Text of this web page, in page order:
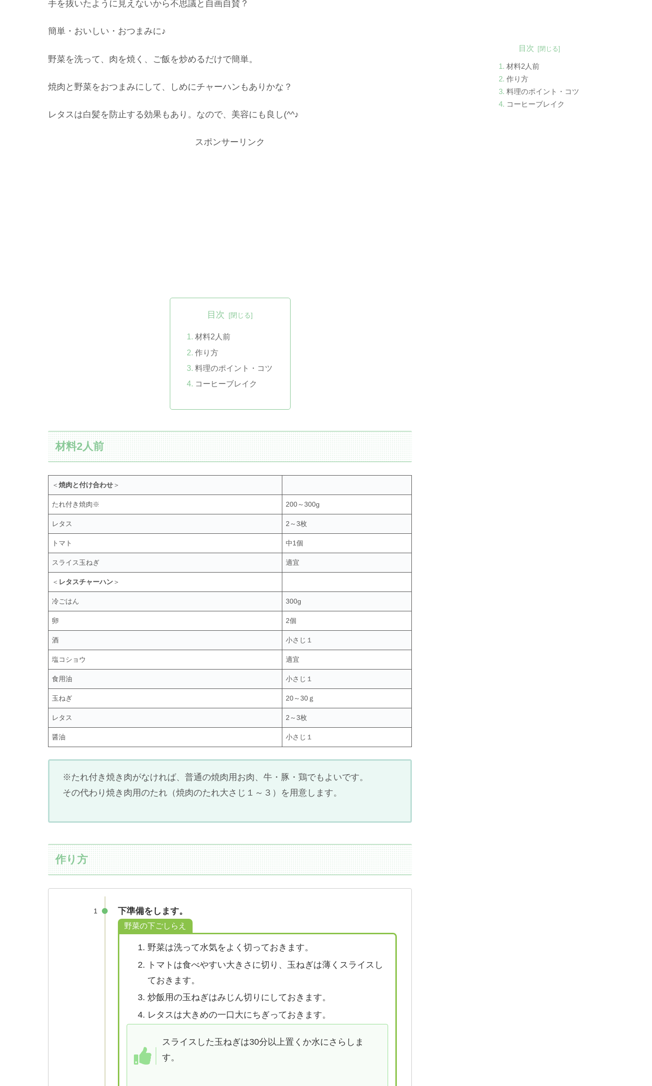
手を抜いたように見えないから不思議と自画自賛？
簡単・おいしい・おつまみに♪
野菜を洗って、肉を焼く、ご飯を炒めるだけで簡単。
焼肉と野菜をおつまみにして、しめにチャーハンもありかな？
レタスは白髪を防止する効果もあり。なので、美容にも良し(^^♪
スポンサーリンク
目次
材料2人前
作り方
料理のポイント・コツ
コーヒーブレイク
材料2人前
＜焼肉と付け合わせ＞
たれ付き焼肉※ 200～300g
レタス 2～3枚
トマト 中1個
スライス玉ねぎ 適宜
＜ レタスチャーハン＞
冷ごはん 300g
卵 2個
酒 小さじ１
塩コショウ 適宜
食用油 小さじ１
玉ねぎ 20～30ｇ
レタス 2～3枚
醤油 小さじ１
※たれ付き焼き肉がなければ、普通の焼肉用お肉、牛・豚・鶏でもよいです。
その代わり焼き肉用のたれ（焼肉のたれ大さじ１～３）を用意します。
作り方
1 下準備をします。
野菜の下ごしらえ
野菜は洗って水気をよく切っておきます。
トマトは食べやすい大きさに切り、玉ねぎは薄くスライスし
ておきます。
炒飯用の玉ねぎはみじん切りにしておきます。
レタスは大きめの一口大にちぎっておきます。
スライスした玉ねぎは30分以上置くか水にさらしま
す。
目次
材料2人前
作り方
料理のポイント・コツ
コーヒーブレイク